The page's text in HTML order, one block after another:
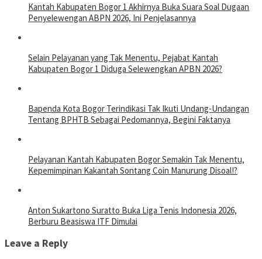
Kantah Kabupaten Bogor 1 Akhirnya Buka Suara Soal Dugaan
Penyelewengan ABPN 2026, Ini Penjelasannya
Selain Pelayanan yang Tak Menentu, Pejabat Kantah
Kabupaten Bogor 1 Diduga Selewengkan APBN 2026?
Bapenda Kota Bogor Terindikasi Tak Ikuti Undang-Undangan
Tentang BPHTB Sebagai Pedomannya, Begini Faktanya
Pelayanan Kantah Kabupaten Bogor Semakin Tak Menentu,
Kepemimpinan Kakantah Sontang Coin Manurung Disoal!?
Anton Sukartono Suratto Buka Liga Tenis Indonesia 2026,
Berburu Beasiswa ITF Dimulai
Leave a Reply